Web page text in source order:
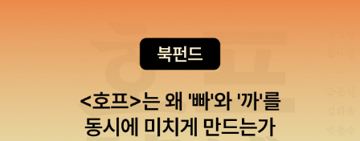
제학 · 뇌과학 · 유전학 · 진화생물학으로 해부하는 보수의 심리 · 보수
의 뇌 · 보수의 유전자 · 보수의 환경 · 보수의 문화 구체적으로, 1장에
들을 살핀다. 특히, 특정 개인이나 계층이 다른 이들을 지배하는 것을
옹호하는 ‘사회 지배 지향성’과 사회적으로 부여된 권위를 인정하고